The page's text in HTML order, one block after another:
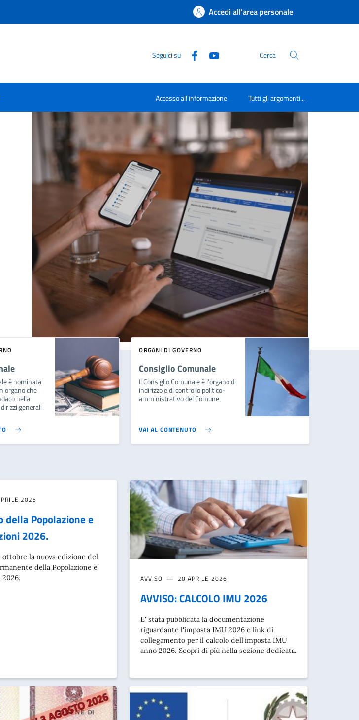
Accedi all'area personale
Seguici su Cerca
Accesso all'informazione Tutti gli argomenti...
è nominata
organo che
nella
generali
ORGANI DI GOVERNO
Consiglio Comunale
Il Consiglio Comunale è l’organo di
indirizzo e di controllo politico-
amministrativo del Comune.
VAI AL CONTENUTO
2026
della Popolazione e
2026.
ottobre la nuova edizione del
della Popolazione e
AVVISO 20 APRILE 2026
AVVISO: CALCOLO IMU 2026
E' stata pubblicata la documentazione
riguardante l'imposta IMU 2026 e link di
collegamento per il calcolo dell'imposta IMU
anno 2026. Scopri di più nella sezione dedicata.